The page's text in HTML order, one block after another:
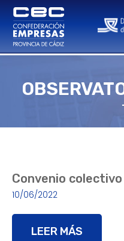
Convenio
10/06/2022
LEER MÁS